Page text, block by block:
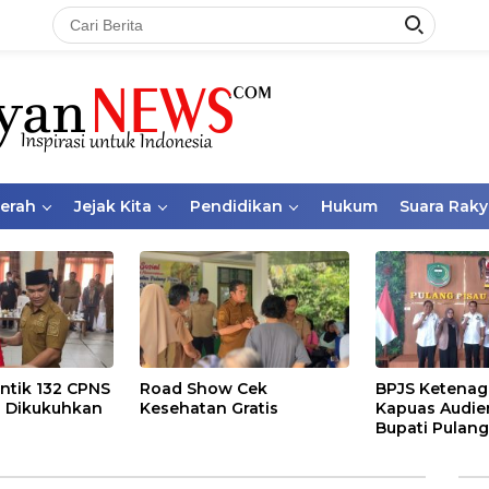
Jejak Kita Pendidikan Hukum Suara
132 CPNS
Dikukuhkan
Road Show Cek
Kesehatan Gratis
BPJS
Kapuas
Bupati